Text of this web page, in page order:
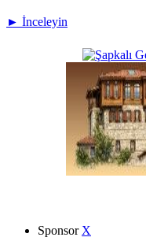
► İnceleyin
Sponsor X